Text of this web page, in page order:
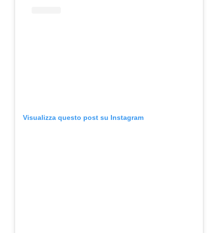
Visualizza questo post su Instagram